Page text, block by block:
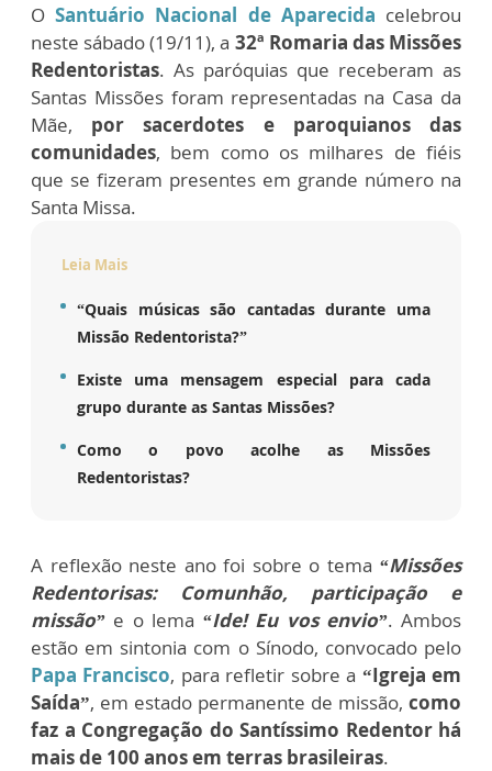
OSantuário Nacional de Aparecida celebrou
neste sábado (19/11), a 32ª Romaria das Missões
Redentoristas. As paróquias que receberam as
Santas Missões foram representadas na Casa da
Mãe, por sacerdotes e paroquianos das
comunidades, bem como os milhares de fiéis
que se fizeram presentes em grande número na
Santa Missa.
Leia Mais
“Quais músicas são cantadas durante uma
Missão Redentorista?”
Existe uma mensagem especial para cada
grupo durante as Santas Missões?
Como o povo acolhe as Missões
Redentoristas?
A reflexão neste ano foi sobre o tema “Missões
Redentorisas: Comunhão, participação e
missão” e o lema “Ide! Eu vos envio”. Ambos
estão em sintonia com o Sínodo, convocado pelo
Papa Francisco, para refletir sobre a “Igreja em
Saída”, em estado permanente de missão, como
faz a Congregação do Santíssimo Redentor há
mais de 100 anos em terras brasileiras.